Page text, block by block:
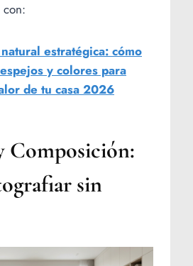
con:
estratégica: cómo
y colores para
de tu casa 2026
Composición:
sin